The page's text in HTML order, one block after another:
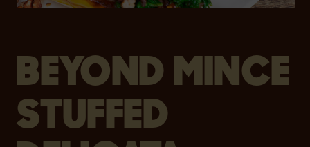
BEYOND MINCE
STUFFED